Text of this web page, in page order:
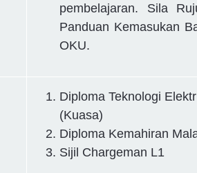
pembelajaran. Sila
Panduan Kemasukan
OKU.
Diploma Teknologi
(Kuasa)
Diploma Kemahiran
Sijil Chargeman L1